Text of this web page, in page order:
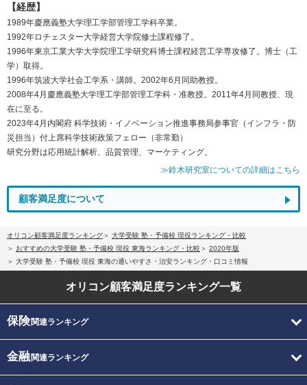
【経歴】
1989年慶應義塾大学理工学部管理工学科卒業。
1992年ロチェスター大学経営大学院修士課程修了。
1996年東京工業大学大学院理工学研究科博士課程経営工学専攻修了。博士（工
学）取得。
1996年筑波大学社会工学系・講師。2002年6月同助教授。
2008年4月慶應義塾大学理工学部管理工学科・准教授。2011年4月同教授、現
在に至る。
2023年4月内閣府 科学技術・イノベーション推進事務局参事官（インフラ・防
災担当）付上席科学技術政策フェロー（非常勤）
研究分野は応用統計解析、品質管理、マーケティング。
≫鈴木研究室についての詳細はこちら
顧客満足度について
オリコン顧客満足度ランキング
大学受験 塾・予備校 現役ランキング・比較
おすすめの大学受験 塾・予備校 現役 東海ランキング・比較
2020年版
大学受験 塾・予備校 現役 東海の通いやすさ・治安ランキング・口コミ情報
オリコン顧客満足度ランキング一覧
保険関連ランキング
金融関連ランキング